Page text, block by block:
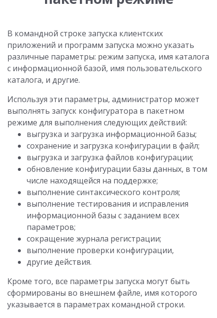
В командной строке запуска клиентских
приложений и программ запуска можно указать
различные параметры: режим запуска, имя каталога
с информационной базой, имя пользовательского
каталога, и другие.
Используя эти параметры, администратор может
выполнять запуск конфигуратора в пакетном
режиме для выполнения следующих действий:
выгрузка и загрузка информационной базы;
сохранение и загрузка конфигурации в файл;
выгрузка и загрузка файлов конфигурации;
обновление конфигурации базы данных, в том
числе находящейся на поддержке;
выполнение синтаксического контроля;
выполнение тестирования и исправления
информационной базы с заданием всех
параметров;
сокращение журнала регистрации;
выполнение проверки конфигурации,
другие действия.
Кроме того, все параметры запуска могут быть
сформированы во внешнем файле, имя которого
указывается в параметрах командной строки.